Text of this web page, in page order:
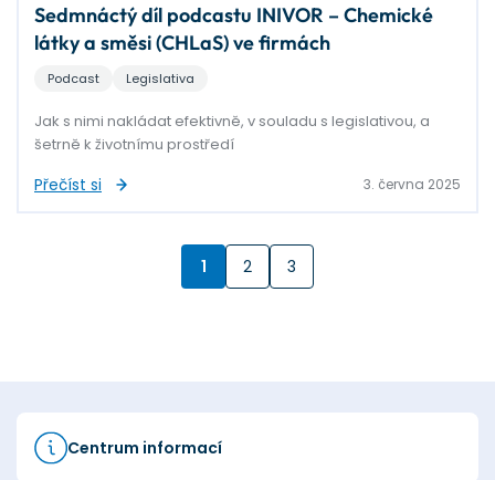
Sedmnáctý díl podcastu INIVOR – Chemické
látky a směsi (CHLaS) ve firmách
Podcast Legislativa
Jak s nimi nakládat efektivně, v souladu s legislativou, a
šetrně k životnímu prostředí
Přečíst si 3. června 2025
1 2 3
Centrum informací